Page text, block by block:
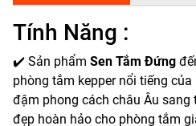
Tính Năng :
✔️ Sản phẩm Sen Tắm Đứng
phòng tắm kepper nổi tiếng
đậm phong cách châu Âu sang
đẹp hoàn hảo cho phòng tắm